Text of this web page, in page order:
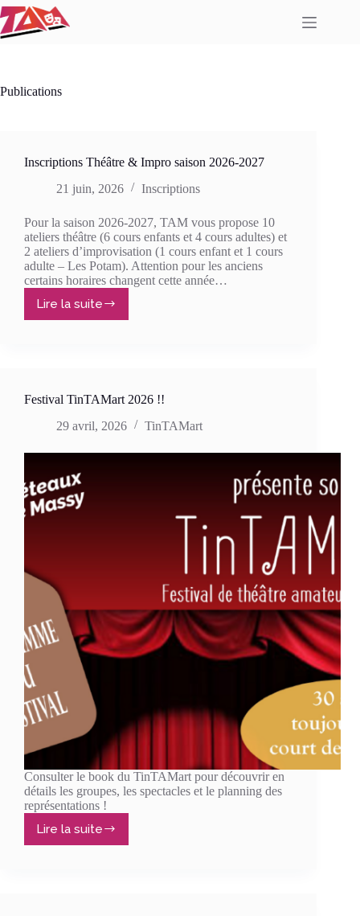
Passer
au
contenu
Publications
Inscriptions Théâtre & Impro saison 2026-2027
21 juin, 2026
Inscriptions
Pour la saison 2026-2027, TAM vous propose 10
ateliers théâtre (6 cours enfants et 4 cours adultes) et
2 ateliers d’improvisation (1 cours enfant et 1 cours
adulte – Les Potam). Attention pour les anciens
certains horaires changent cette année…
Lire la suiteInscriptions
Théâtre
2027
Festival TinTAMart 2026 !!
29 avril, 2026
TinTAMart
Consulter le book du TinTAMart pour découvrir en
détails les groupes, les spectacles et le planning des
représentations !
Lire la suite
Festival
TinTAMart